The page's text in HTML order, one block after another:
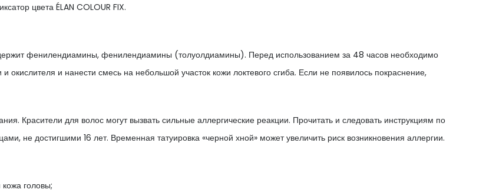
цвета ÉLAN COLOUR FIX.
фенилендиамины, фенилендиамины (толуолдиамины). Перед использованием за 48 часов необходимо
окислителя и нанести смесь на небольшой участок кожи локтевого сгиба. Если не появилось покраснение,
Красители для волос могут вызвать сильные аллергические реакции. Прочитать и следовать инструкциям по
не достигшими 16 лет. Временная татуировка «черной хной» может увеличить риск возникновения аллергии.
головы;